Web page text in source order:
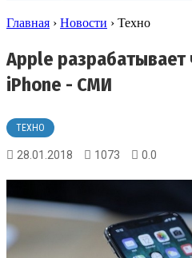
Главная › Новости › Техно
Apple
iPhone - СМИ
ТЕХНО
28.01.2018 1073 0.0